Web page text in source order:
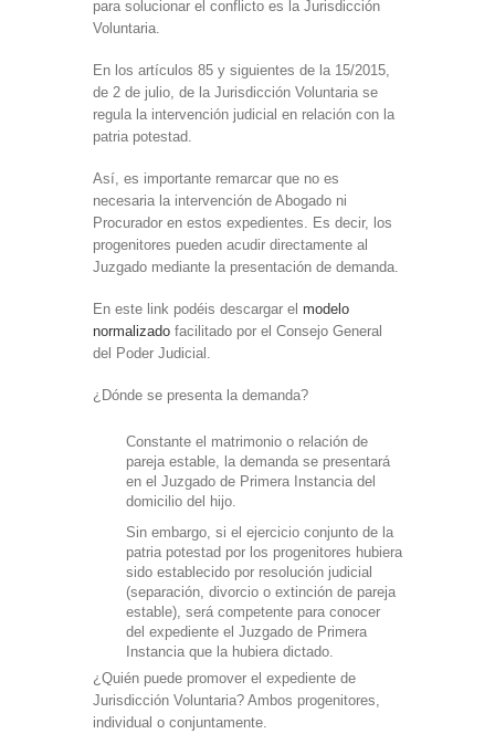
para solucionar el conflicto es la Jurisdicción
Voluntaria.
En los artículos 85 y siguientes de la 15/2015,
de 2 de julio, de la Jurisdicción Voluntaria se
regula la intervención judicial en relación con la
patria potestad.
Así, es importante remarcar que no es
necesaria la intervención de Abogado ni
Procurador en estos expedientes. Es decir, los
progenitores pueden acudir directamente al
Juzgado mediante la presentación de demanda.
En este link podéis descargar el modelo
normalizado facilitado por el Consejo General
del Poder Judicial.
¿Dónde se presenta la demanda?
Constante el matrimonio o relación de
pareja estable, la demanda se presentará
en el Juzgado de Primera Instancia del
domicilio del hijo.
Sin embargo, si el ejercicio conjunto de la
patria potestad por los progenitores hubiera
sido establecido por resolución judicial
(separación, divorcio o extinción de pareja
estable), será competente para conocer
del expediente el Juzgado de Primera
Instancia que la hubiera dictado.
¿Quién puede promover el expediente de
Jurisdicción Voluntaria? Ambos progenitores,
individual o conjuntamente.